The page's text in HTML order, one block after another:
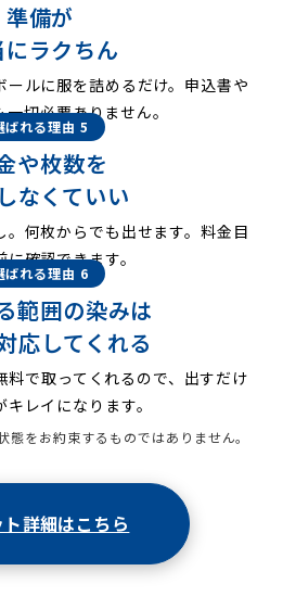
準備が
ラクちん
ールに服を詰めるだけ。申込書や
切必要ありません。
ばれる理由 5
や枚数を
なくていい
。何枚からでも出せます。料金目
確認できます。
ばれる理由 6
範囲の染みは
応してくれる
で取ってくれるので、出すだけ
キレイになります。
をお約束するものではありません。
ト詳細はこちら